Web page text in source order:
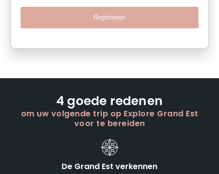
Registreren
4 goede redenen
om uw volgende trip op Explore Grand Est
voor te bereiden
De Grand Est verkennen